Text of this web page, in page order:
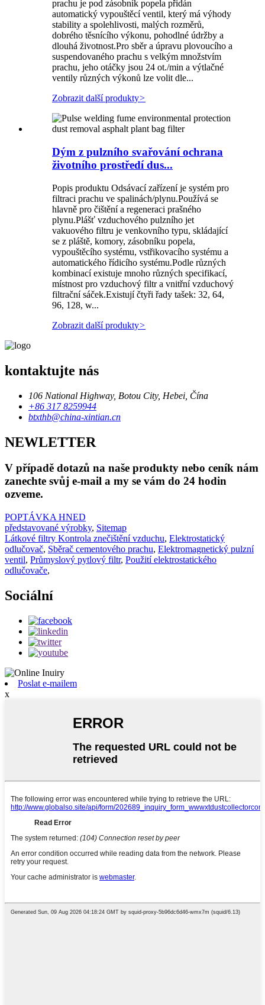
prachu je pod zásobník popela přidán
automatický vypouštěcí ventil, který má výhody
stability a spolehlivosti, malých rozměrů,
dobrého těsnícího výkonu, pohodlné údržby a
dlouhá životnost.Pro sběr a úpravu plovoucího a
suspendovaného prachu s velkým množstvím
prachu, jeho otáčky jsou 24 ot./min a výtlačné
ventily různých výkonů lze volit dle...
Zobrazit další produkty>
Dým z pulzního svařování ochrana
životního prostředí dus...
Popis produktu Odsávací zařízení je systém pro
filtraci prachu ve spalinách/plynu.Používá se
hlavně pro čištění a regeneraci prašného
plynu.Plášť vzduchového pulzního jet
vakuového filtru je venkovního typu, skládající
se z pláště, komory, zásobníku popela,
vypouštěcího systému, vstřikovacího systému a
automatického řídicího systému.Podle různých
kombinací existuje mnoho různých specifikací,
místnost pro vzduchový filtr a vnitřní vzduchový
filtrační sáček.Existují čtyři řady tašek: 32, 64,
96, 128, w...
Zobrazit další produkty>
kontaktujte nás
106 National Highway, Botou City, Hebei, Čína
+86 317 8259944
btxthb@china-xintian.cn
NEWLETTER
V případě dotazů na naše produkty nebo ceník nám
zanechte svůj e-mail a my se vám do 24 hodin
ozveme.
POPTÁVKA HNED
představované výrobky, Sitemap
Látkové filtry Kontrola znečištění vzduchu, Elektrostatický
odlučovač, Sběrač cementového prachu, Elektromagnetický pulzní
ventil, Průmyslový pytlový filtr, Použití elektrostatického
odlučovače,
Sociální
Poslat e-mailem
x